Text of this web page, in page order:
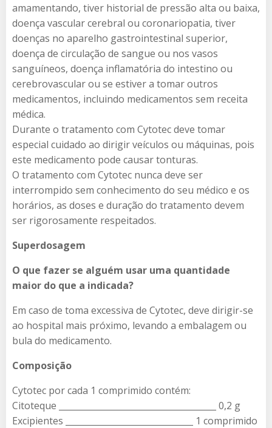
amamentando, tiver historial de pressão alta ou baixa,
doença vascular cerebral ou coronariopatia, tiver
doenças no aparelho gastrointestinal superior,
doença de circulação de sangue ou nos vasos
sanguíneos, doença inflamatória do intestino ou
cerebrovascular ou se estiver a tomar outros
medicamentos, incluindo medicamentos sem receita
médica.
Durante o tratamento com Cytotec deve tomar
especial cuidado ao dirigir veículos ou máquinas, pois
este medicamento pode causar tonturas.
O tratamento com Cytotec​ nunca deve ser
interrompido sem conhecimento do seu médico e os
horários, as doses e duração do tratamento devem
ser rigorosamente respeitados.
Superdosagem
O que fazer se alguém usar uma quantidade
maior do que a indicada?
Em caso de toma excessiva de Cytotec​, deve dirigir-se
ao hospital mais próximo, levando a embalagem ou
bula do medicamento.
Composição
Cytotec por cada 1 comprimido contém:
Citoteque _____________________________________ 0,2 g
Excipientes ______________________________ 1 comprimido